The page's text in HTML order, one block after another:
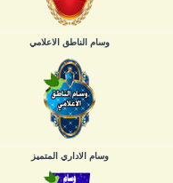
وسام الناطق الاعلامي
وسام الاداري المتميز